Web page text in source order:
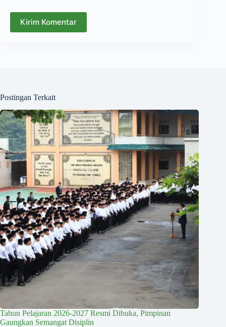
Kirim Komentar
Postingan Terkait
Tahun Pelajaran 2026-2027 Resmi Dibuka, Pimpinan
Gaungkan Semangat Disiplin